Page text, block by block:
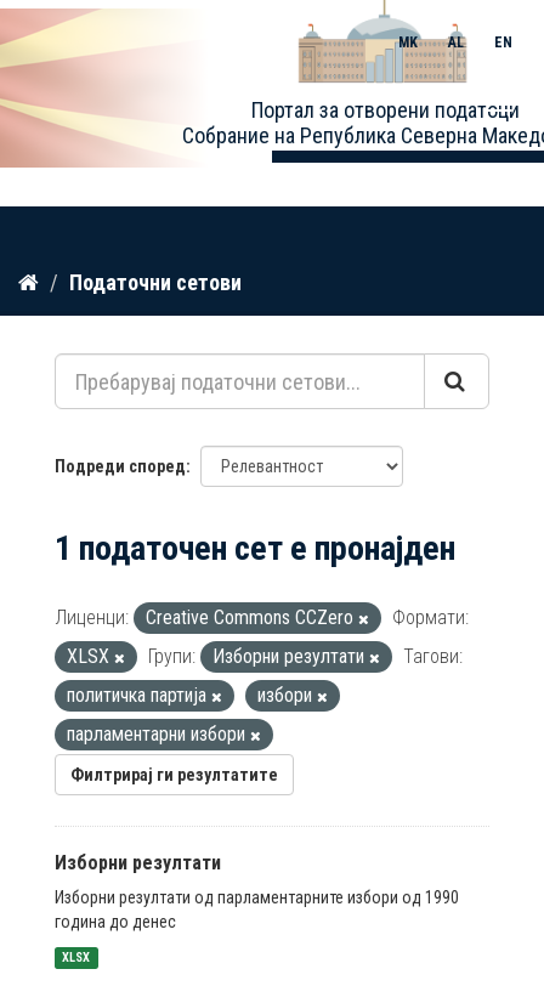
Прескокнете
содржина
Портал за отворени податоци
Собрание на Република Северна
MK AL EN
Toggle
Податочни сетови
Подреди според
1 податочен сет е пронајден
Лиценци: Creative Commons CCZero
Формати:
XLSX
Групи: Изборни резултати
Тагови:
политичка партија
избори
парламентарни избори
Филтрирај ги резултатите
Изборни резултати
Изборни резултати од парламентарните избори од 1990
година до денес
XLSX